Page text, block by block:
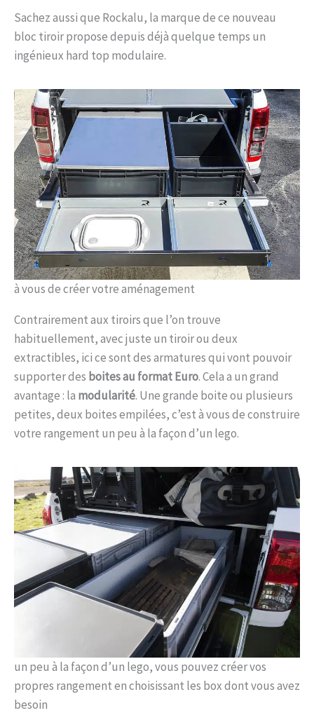
Sachez aussi que Rockalu, la marque de ce nouveau
bloc tiroir propose depuis déjà quelque temps un
ingénieux hard top modulaire.
à vous de créer votre aménagement
Contrairement aux tiroirs que l’on trouve
habituellement, avec juste un tiroir ou deux
extractibles, ici ce sont des armatures qui vont pouvoir
supporter des boites au format Euro. Cela a un grand
avantage : la modularité. Une grande boite ou plusieurs
petites, deux boites empilées, c’est à vous de construire
votre rangement un peu à la façon d’un lego.
un peu à la façon d’un lego, vous pouvez créer vos
propres rangement en choisissant les box dont vous avez
besoin